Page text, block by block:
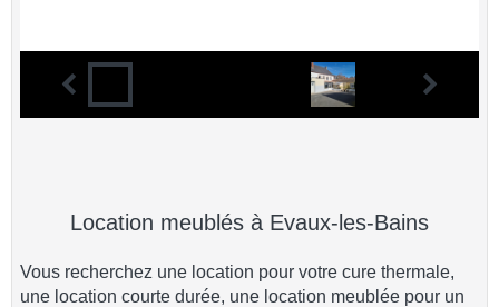
Location meublés à Evaux-les-Bains
Vous recherchez une location pour votre cure thermale,
une location courte durée, une location meublée pour un